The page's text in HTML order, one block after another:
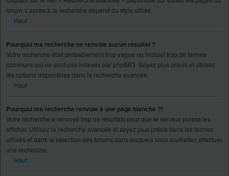
forum. L’accès à la recherche dépend du style utilisé.
Haut
Pourquoi ma recherche ne renvoie aucun résultat ?
Votre recherche était probablement trop vague ou incluait trop de termes
communs qui ne sont pas indexés par phpBB3. Soyez plus précis et utilisez
les options disponibles dans la recherche avancée.
Haut
Pourquoi ma recherche renvoie à une page blanche ?!
Votre recherche a renvoyé trop de résultats pour que le serveur puisse les
afficher. Utilisez la recherche avancée et soyez plus précis dans les termes
utilisés et dans la sélection des forums dans lesquels vous souhaitez effectuer
une recherche.
Haut